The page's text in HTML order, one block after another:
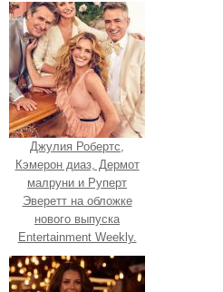
Джулия Робертс,
Кэмерон диаз, Дермот
малруни и Руперт
Эверетт на обложке
нового выпуска
Entertainment Weekly.